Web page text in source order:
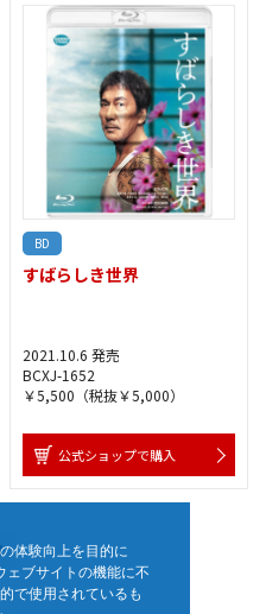
体験向上を目的に
ブサイトの機能に不
で使用されているも
BD
すばらしき世界
2021.10.6 発売
BCXJ-1652
￥5,500（税抜￥5,000）
公式ショップで購入